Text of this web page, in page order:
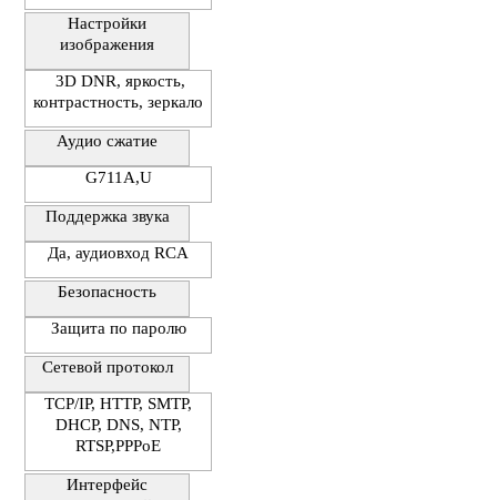
Настройки
изображения
3D DNR, яркость,
контрастность, зеркало
Аудио сжатие
G711A,U
Поддержка звука
Да, аудиовход RCA
Безопасность
Защита по паролю
Сетевой протокол
TCP/IP, HTTP, SMTP,
DHCP, DNS, NTP,
RTSP,PPPoE
Интерфейс